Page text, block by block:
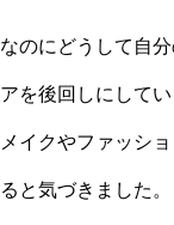
のにどうして自
を後回しにして
イクやファッシ
と気づきました。